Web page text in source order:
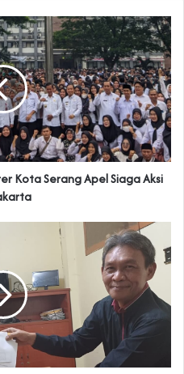
Kota Serang Apel Siaga Aksi